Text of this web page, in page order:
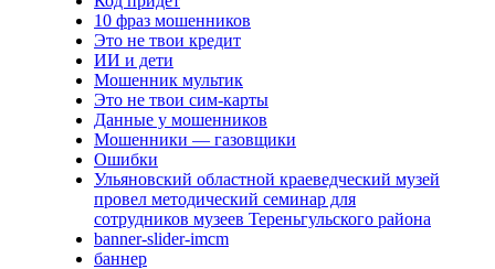
10 фраз мошенников
Это не твои кредит
ИИ и дети
Мошенник мультик
Это не твои сим-карты
Данные у мошенников
Мошенники — газовщики
Ошибки
Ульяновский областной краеведческий музей
провел методический семинар для
сотрудников музеев Тереньгульского района
banner-slider-imcm
баннер